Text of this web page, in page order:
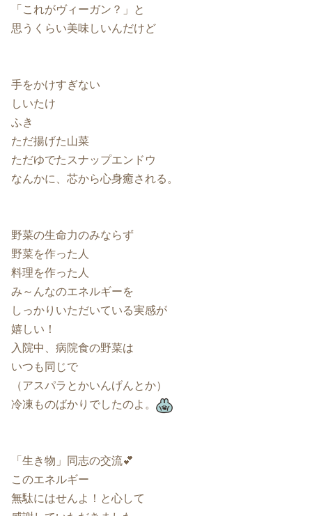
「これがヴィーガン？」と
思うくらい美味しいんだけど
手をかけすぎない
しいたけ
ふき
ただ揚げた山菜
ただゆでたスナップエンドウ
なんかに、芯から心身癒される。
野菜の生命力のみならず
野菜を作った人
料理を作った人
み～んなのエネルギーを
しっかりいただいている実感が
嬉しい！
入院中、病院食の野菜は
いつも同じで
（アスパラとかいんげんとか）
冷凍ものばかりでしたのよ。
「生き物」同志の交流💕
このエネルギー
無駄にはせんよ！と心して